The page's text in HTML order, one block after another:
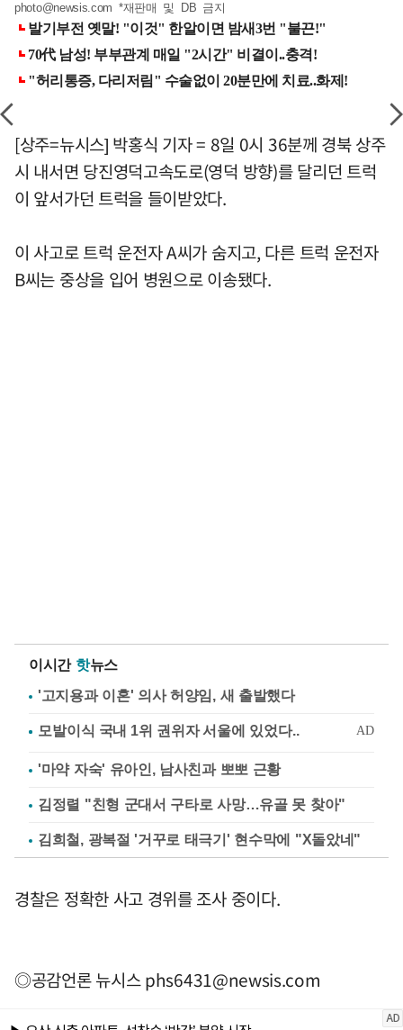
photo@newsis.com *재판매 및 DB 금지
[상주=뉴시스] 박홍식 기자 = 8일 0시 36분께 경북 상주
시 내서면 당진영덕고속도로(영덕 방향)를 달리던 트럭
이 앞서가던 트럭을 들이받았다.
이 사고로 트럭 운전자 A씨가 숨지고, 다른 트럭 운전자
B씨는 중상을 입어 병원으로 이송됐다.
이시간 핫뉴스
'고지용과 이혼' 의사 허양임, 새 출발했다
'마약 자숙' 유아인, 남사친과 뽀뽀 근황
김정렬 "친형 군대서 구타로 사망…유골 못 찾아"
김희철, 광복절 '거꾸로 태극기' 현수막에 "X돌았네"
경찰은 정확한 사고 경위를 조사 중이다.
◎공감언론 뉴시스phs6431@newsis.com